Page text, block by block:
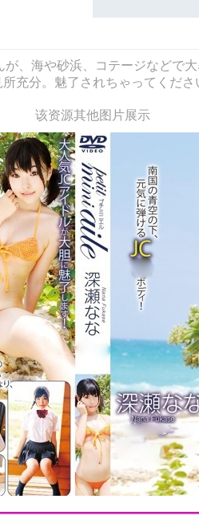
が、海や砂浜、コテージなど
所充分。魅了されちゃってくださ
该资源其他图片展示